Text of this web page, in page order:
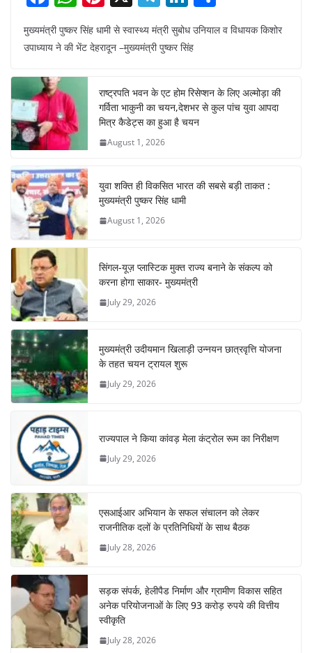
a
c
b
o
o
k
h
at
A
p
p
nt
er
e
st
el
e
gr
a
m
n
k
dI
n
ar
मुख्यमंत्री पुष्कर सिंह धामी से स्वास्थ्य मंत्री सुबोध उनियाल व विधायक किशोर
उपाध्याय ने की भेंट देहरादून –मुख्यमंत्री पुष्कर सिंह
राष्ट्रपति भवन के एट होम रिसेप्शन के लिए अल्मोड़ा की
गर्विता भाकुनी का चयन,देशभर से कुल पांच युवा आपदा
मित्र कैडेट्स का हुआ है चयन
August 1, 2026
युवा शक्ति ही विकसित भारत की सबसे बड़ी ताकत :
मुख्यमंत्री पुष्कर सिंह धामी
August 1, 2026
सिंगल-यूज़ प्लास्टिक मुक्त राज्य बनाने के संकल्प को
करना होगा साकार- मुख्यमंत्री
July 29, 2026
मुख्यमंत्री उदीयमान खिलाड़ी उन्नयन छात्रवृत्ति योजना
के तहत चयन ट्रायल शुरू
July 29, 2026
राज्यपाल ने किया कांवड़ मेला कंट्रोल रूम का निरीक्षण
July 29, 2026
एसआईआर अभियान के सफल संचालन को लेकर
राजनीतिक दलों के प्रतिनिधियों के साथ बैठक
July 28, 2026
सड़क संपर्क, हेलीपैड निर्माण और ग्रामीण विकास सहित
अनेक परियोजनाओं के लिए 93 करोड़ रुपये की वित्तीय
स्वीकृति
July 28, 2026